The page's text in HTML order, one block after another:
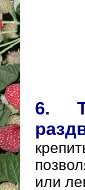
6.
или